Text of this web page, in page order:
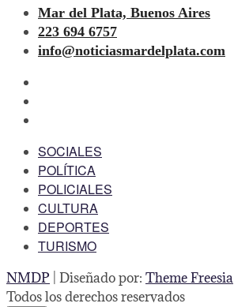
Mar del Plata, Buenos Aires
223 694 6757
info@noticiasmardelplata.com
SOCIALES
POLÍTICA
POLICIALES
CULTURA
DEPORTES
TURISMO
NMDP | Diseñado por: Theme Freesia
Todos los derechos reservados